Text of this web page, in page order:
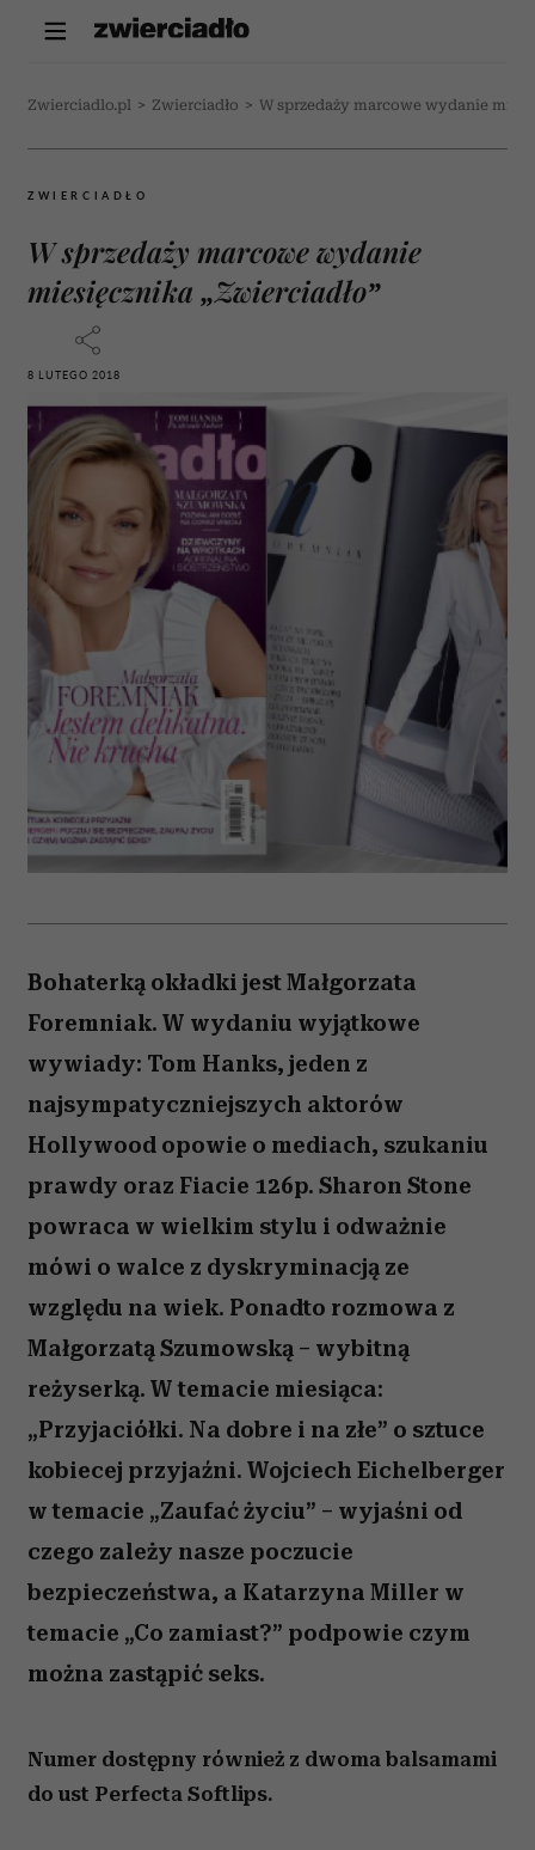
Zwierciadlo.pl > Zwierciadło > W sprzedaży marcowe wydanie
ZWIERCIADŁO
W sprzedaży marcowe wydanie
miesięcznika „Zwierciadło”
8 LUTEGO 2018
Bohaterką okładki jest Małgorzata
Foremniak. W wydaniu wyjątkowe
wywiady: Tom Hanks, jeden z
najsympatyczniejszych aktorów
Hollywood opowie o mediach, szukaniu
prawdy oraz Fiacie 126p. Sharon Stone
powraca w wielkim stylu i odważnie
mówi o walce z dyskryminacją ze
względu na wiek. Ponadto rozmowa z
Małgorzatą Szumowską – wybitną
reżyserką. W temacie miesiąca:
„Przyjaciółki. Na dobre i na złe” o sztuce
kobiecej przyjaźni. Wojciech Eichelberger
w temacie „Zaufać życiu” – wyjaśni od
czego zależy nasze poczucie
bezpieczeństwa, a Katarzyna Miller w
temacie „Co zamiast?” podpowie czym
można zastąpić seks.
Numer dostępny również z dwoma balsamami
do ust Perfecta Softlips.